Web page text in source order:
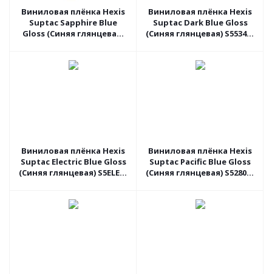
Виниловая плёнка Hexis
Suptac Sapphire Blue
Gloss (Синяя глянцевая)
Виниловая плёнка Hexis
Suptac Dark Blue Gloss
(Синяя глянцевая) S5534B,
Виниловая плёнка Hexis
Suptac Electric Blue Gloss
(Синяя глянцевая) S5ELEB,
Виниловая плёнка Hexis
Suptac Pacific Blue Gloss
(Синяя глянцевая) S5280B,